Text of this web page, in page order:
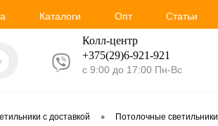
Каталоги Опт Статьи
Колл-центр
+375(29)6-921-921
с 9:00 до 17:00 Пн-Вс
с доставкой • Потолочные светильники